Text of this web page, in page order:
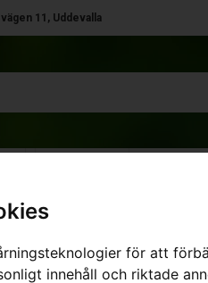
för att
innehåll och riktade
11, Uddevalla